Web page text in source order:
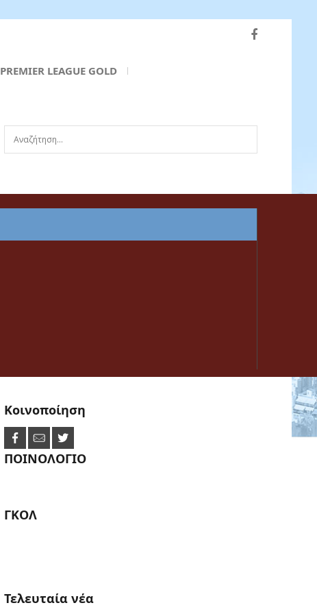
PREMIER LEAGUE GOLD
Αναζήτηση...
Κοινοποίηση
ΠΟΙΝΟΛΟΓΙΟ
ΓΚΟΛ
Τελευταία νέα